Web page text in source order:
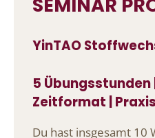
SEMINAR
YinTAO
5 Übungsstunden
Zeitformat |
Du hast insgesamt 10